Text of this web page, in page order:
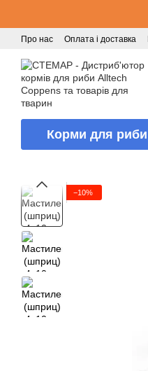
Про нас Оплата і доставка
Корми для риби
−10%